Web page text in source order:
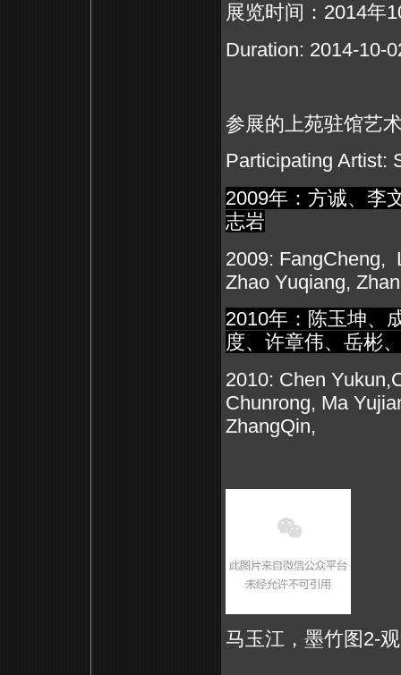
展览时间： 2014年
Duration: 2014-10-
参展的上苑驻馆艺
Participating Artist:
2009年：方诚、李
志岩
2009: FangCheng,
Zhao Yuqiang,
2010年：陈玉坤、
度、许章伟、岳彬
2010: Chen
Chunrong, Ma
ZhangQin,
马玉江，墨竹图2-